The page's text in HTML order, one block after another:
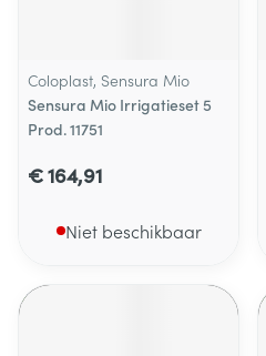
Coloplast, Sensura Mio
Sensura Mio Irrigatieset 5
Prod. 11751
€ 164,91
Niet beschikbaar